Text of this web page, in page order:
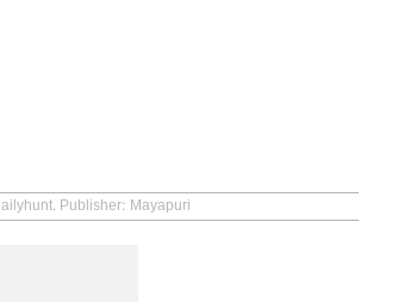
Publisher: Mayapuri